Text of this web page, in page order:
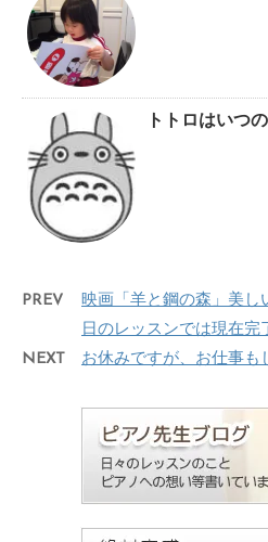
トトロはいつ
PREV
映画「羊と鋼の森」美
日のレッスンでは現在完
NEXT
お休みですが、お仕事も